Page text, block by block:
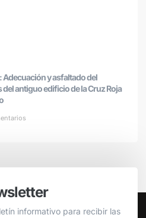
Adecuación y asfaltado del
antiguo edificio de la Cruz Roja
informativo para recibir las